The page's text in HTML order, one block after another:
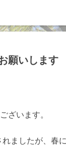
願いします
ざいます。
ましたが、春